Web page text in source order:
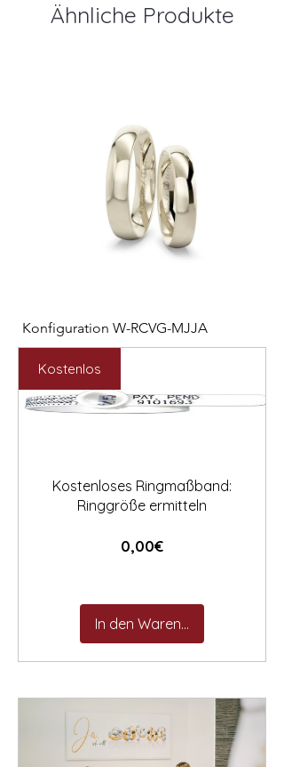
Ähnliche Produkte
Konfiguration W-RCVG-MJJA
Preis
2.531,00 €
Preis
Kostenlos
Kostenloses Ringmaßband:
Ringgröße ermitteln
0,00€Preis
In den Warenkorb